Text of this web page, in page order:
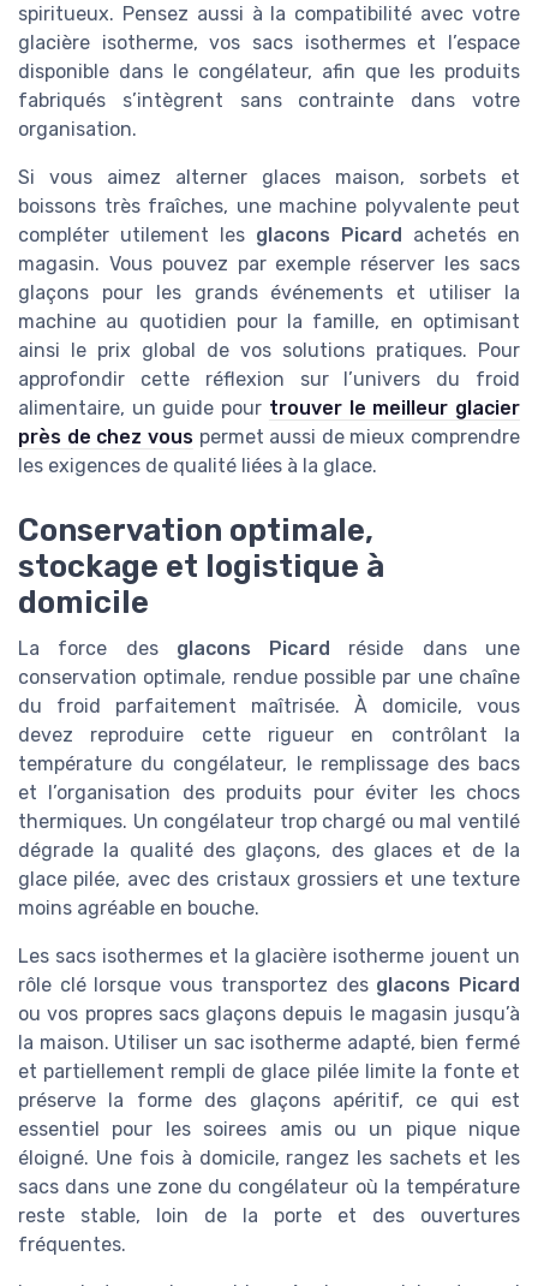
spiritueux. Pensez aussi à la compatibilité avec votre
glacière isotherme, vos sacs isothermes et l’espace
disponible dans le congélateur, afin que les produits
fabriqués s’intègrent sans contrainte dans votre
organisation.
Si vous aimez alterner glaces maison, sorbets et
boissons très fraîches, une machine polyvalente peut
compléter utilement les glacons Picard achetés en
magasin. Vous pouvez par exemple réserver les sacs
glaçons pour les grands événements et utiliser la
machine au quotidien pour la famille, en optimisant
ainsi le prix global de vos solutions pratiques. Pour
approfondir cette réflexion sur l’univers du froid
alimentaire, un guide pour trouver le meilleur glacier
près de chez vouspermet aussi de mieux comprendre
les exigences de qualité liées à la glace.
Conservation optimale,
stockage et logistique à
domicile
La force des glacons Picard
réside dans une
conservation optimale, rendue possible par une chaîne
du froid parfaitement maîtrisée. À domicile, vous
devez reproduire cette rigueur en contrôlant la
température du congélateur, le remplissage des bacs
et l’organisation des produits pour éviter les chocs
thermiques. Un congélateur trop chargé ou mal ventilé
dégrade la qualité des glaçons, des glaces et de la
glace pilée, avec des cristaux grossiers et une texture
moins agréable en bouche.
Les sacs isothermes et la glacière isotherme jouent un
rôle clé lorsque vous transportez des glacons Picard
ou vos propres sacs glaçons depuis le magasin jusqu’à
la maison. Utiliser un sac isotherme adapté, bien fermé
et partiellement rempli de glace pilée limite la fonte et
préserve la forme des glaçons apéritif, ce qui est
essentiel pour les soirees amis ou un pique nique
éloigné. Une fois à domicile, rangez les sachets et les
sacs dans une zone du congélateur où la température
reste stable, loin de la porte et des ouvertures
fréquentes.